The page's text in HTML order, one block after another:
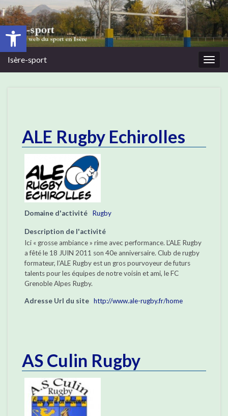
Ouvrir la barre d’outils
Isère-sport
ALE Rugby Echirolles
Domaine d'activité Rugby
Description de l'activité
Ici « grosse ambiance » rime avec performance. L’ALE Rugby
a fêté le 18 JUIN 2011 son 40e anniversaire. Club de rugby
formateur, l’ALE Rugby est un gros pourvoyeur de futurs
talents pour les équipes de notre voisin et ami, le FC
Grenoble Alpes Rugby.
Adresse Url du site http://www.ale-rugby.fr/home
AS Culin Rugby